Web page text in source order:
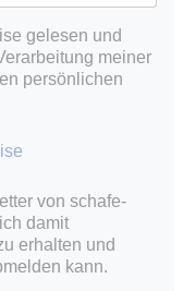
gelesen und
meiner
persönlichen
von schafe-
damit
erhalten und
kann.